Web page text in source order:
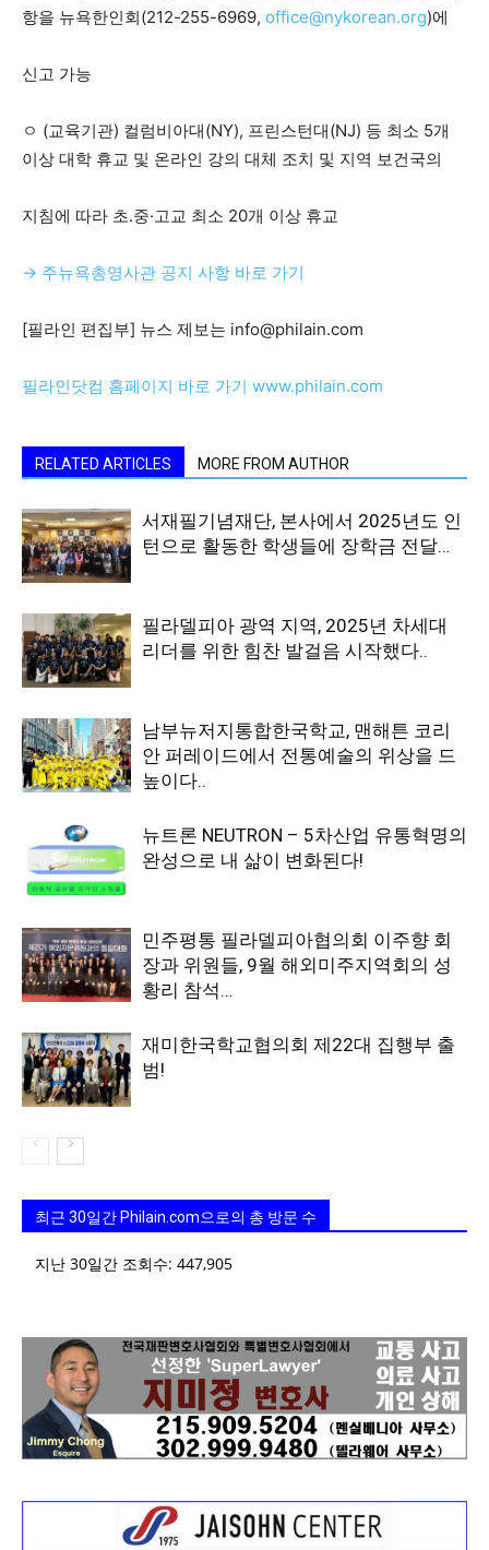
항을 뉴욕한인회(212-255-6969, office@nykorean.org)에
신고 가능
ㅇ (교육기관) 컬럼비아대(NY), 프린스턴대(NJ) 등 최소 5개
이상 대학 휴교 및 온라인 강의 대체 조치 및 지역 보건국의
지침에 따라 초․중·고교 최소 20개 이상 휴교
→ 주뉴욕총영사관 공지 사항 바로 가기
[필라인 편집부] 뉴스 제보는 info@philain.com
필라인닷컴 홈페이지 바로 가기 www.philain.com
RELATED ARTICLES MORE FROM AUTHOR
서재필기념재단, 본사에서 2025년도 인
턴으로 활동한 학생들에 장학금 전달…
필라델피아 광역 지역, 2025년 차세대
리더를 위한 힘찬 발걸음 시작했다..
남부뉴저지통합한국학교, 맨해튼 코리
안 퍼레이드에서 전통예술의 위상을 드
높이다..
뉴트론 NEUTRON – 5차산업 유통혁명의
완성으로 내 삶이 변화된다!
민주평통 필라델피아협의회 이주향 회
장과 위원들, 9월 해외미주지역회의 성
황리 참석…
재미한국학교협의회 제22대 집행부 출
범!
최근 30일간 Philain.com으로의 총 방문 수
지난 30일간 조회수: 447,905